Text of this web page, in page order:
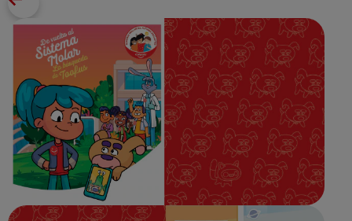
CHEQUEO DE SALUD BUCAL
SELECCIÓN DE PRODUCTOS
PARA PROFESIONALES
CUPONES
EC (ES)